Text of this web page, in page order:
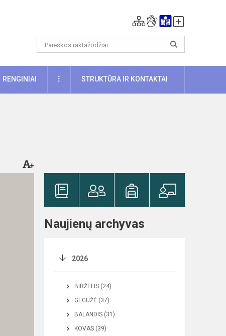
RENGINIAI DAUGIAUSTRUKTŪRA IR KONTAKTAI
Naujienų archyvas
2026
BIRŽELIS (24)
GEGUŽĖ (37)
BALANDIS (31)
KOVAS (39)